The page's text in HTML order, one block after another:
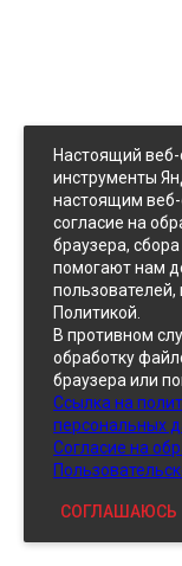
Джинс
Кожзам
Настоящий
инструменты
настоящим
согласие на
браузера,
помогают нам
Политикой.
В противном
обработку
браузера или
Ссылка на
персональных
Согласие на
СОГЛАШАЮСЬ